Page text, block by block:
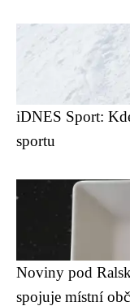
iDNES Sport:
sportu
Noviny pod
spojuje místní